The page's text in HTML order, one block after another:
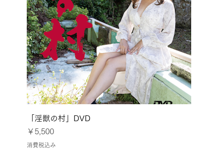
「淫獣の村」DVD
価格
￥5,500
消費税込み